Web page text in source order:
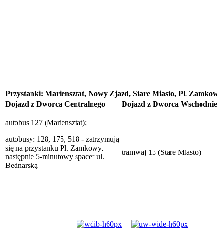
Przystanki: Mariensztat, Nowy Zjazd, Stare Miasto, Pl.
Dojazd z Dworca Centralnego
Dojazd z Dworca
autobus 127 (Mariensztat);
autobusy: 128, 175, 518 - zatrzymują
się na przystanku Pl. Zamkowy,
następnie 5-minutowy spacer ul.
Bednarską
tramwaj 13 (Stare Miasto)